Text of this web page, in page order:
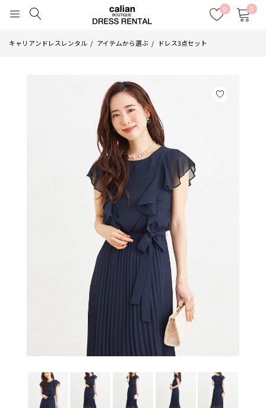
0 0
キャリアンドレスレンタル アイテムから選ぶ ドレス3点セット